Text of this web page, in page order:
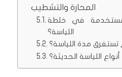
المحارة والتشطيب
في خلطة
اللياسة؟
مدة اللياسة؟
اللياسة الحديثة؟